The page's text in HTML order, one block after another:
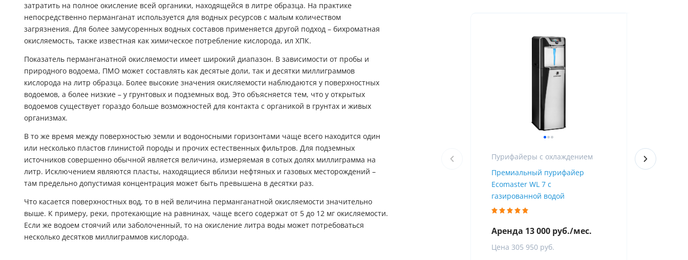
затратить на полное окисление всей органики, находящейся в литре образца. На практике
непосредственно перманганат используется для водных ресурсов с малым количеством
загрязнения. Для более замусоренных водных составов применяется другой подход – бихроматная
окисляемость, также известная как химическое потребление кислорода, ил ХПК.
Показатель перманганатной окисляемости имеет широкий диапазон. В зависимости от пробы и
природного водоема, ПМО может составлять как десятые доли, так и десятки миллиграммов
кислорода на литр образца. Более высокие значения окисляемости наблюдаются у поверхностных
водоемов, а более низкие – у грунтовых и подземных вод. Это объясняется тем, что у открытых
водоемов существует гораздо больше возможностей для контакта с органикой в грунтах и живых
организмах.
В то же время между поверхностью земли и водоносными горизонтами чаще всего находится один
или несколько пластов глинистой породы и прочих естественных фильтров. Для подземных
источников совершенно обычной является величина, измеряемая в сотых долях миллиграмма на
литр. Исключением являются пласты, находящиеся вблизи нефтяных и газовых месторождений –
там предельно допустимая концентрация может быть превышена в десятки раз.
Что касается поверхностных вод, то в ней величина перманганатной окисляемости значительно
выше. К примеру, реки, протекающие на равнинах, чаще всего содержат от 5 до 12 мг окисляемости.
Если же водоем стоячий или заболоченный, то на окисление литра воды может потребоваться
несколько десятков миллиграммов кислорода.
Пурифайеры с охлаждением
Премиальный пурифайер
Ecomaster WL 7 с
газированной водой
Аренда 13 000 руб./мес.
Цена 305 950 руб.